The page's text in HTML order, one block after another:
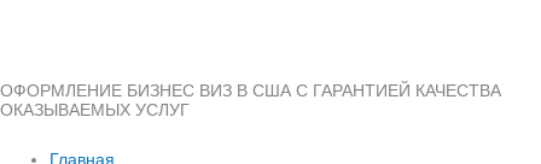
ОФОРМЛЕНИЕ БИЗНЕС ВИЗ В США С ГАРАНТИЕЙ КАЧЕСТВА
ОКАЗЫВАЕМЫХ УСЛУГ
Главная